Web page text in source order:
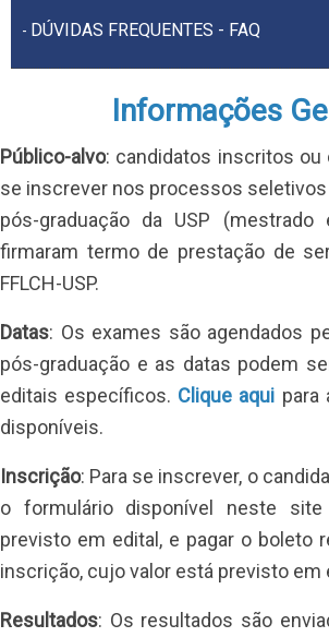
- DÚVIDAS FREQUENTES - FAQ
Informações
Público-alvo: candidatos inscritos ou
se inscrever nos processos
pós-graduação da USP (mestrado
firmaram termo de prestação de
FFLCH-USP.
Datas: Os exames são agendados
pós-graduação e as datas podem
editais específicos. Clique aqui para
disponíveis.
Inscrição: Para se inscrever, o
o formulário disponível neste
previsto em edital, e pagar o boleto
inscrição, cujo valor está previsto em
Resultados: Os resultados são